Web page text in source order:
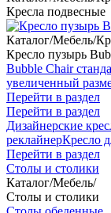
Кресла подвесные
Каталог/Мебель/
Кресло пузырь
Bubble Chair
увеличенный
Перейти в раздел
Перейти в раздел
Дизайнерские
реклайнерКресло
Перейти в раздел
Столы и столики
Каталог/Мебель/
Столы и столики